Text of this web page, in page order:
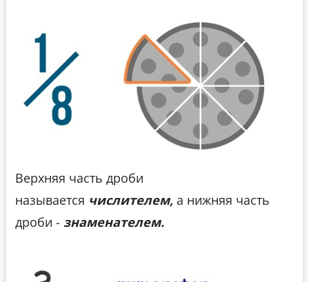
Верхняя часть дроби
называется числителем, а нижняя часть
дроби - знаменателем.